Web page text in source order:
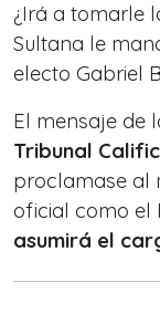
¿Irá a tomarle
Sultana le
electo Gabriel
El mensaje de
Tribunal
proclamase al
oficial como el
asumirá el